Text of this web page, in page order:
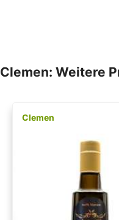
Clemen: Weitere
Clemen